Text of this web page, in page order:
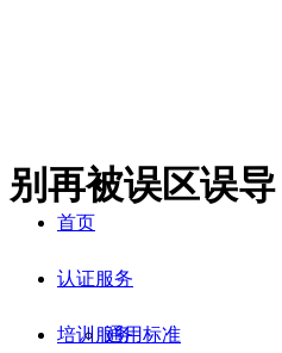
首页
认证服务
通用标准
培训服务
别再被误区误